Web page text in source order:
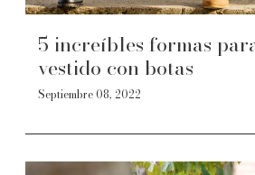
5 increíbles formas
vestido con botas
Septiembre 08, 2022